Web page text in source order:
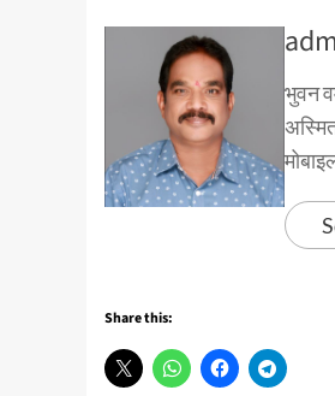
भुवन
Share this: